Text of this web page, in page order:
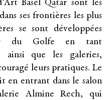
Basel Qatar sont les
ses frontières les plus
se sont développées
du Golfe en tant
ainsi que les galeries,
leurs pratiques. Le
en entrant dans le salon
Almine Rech, qui